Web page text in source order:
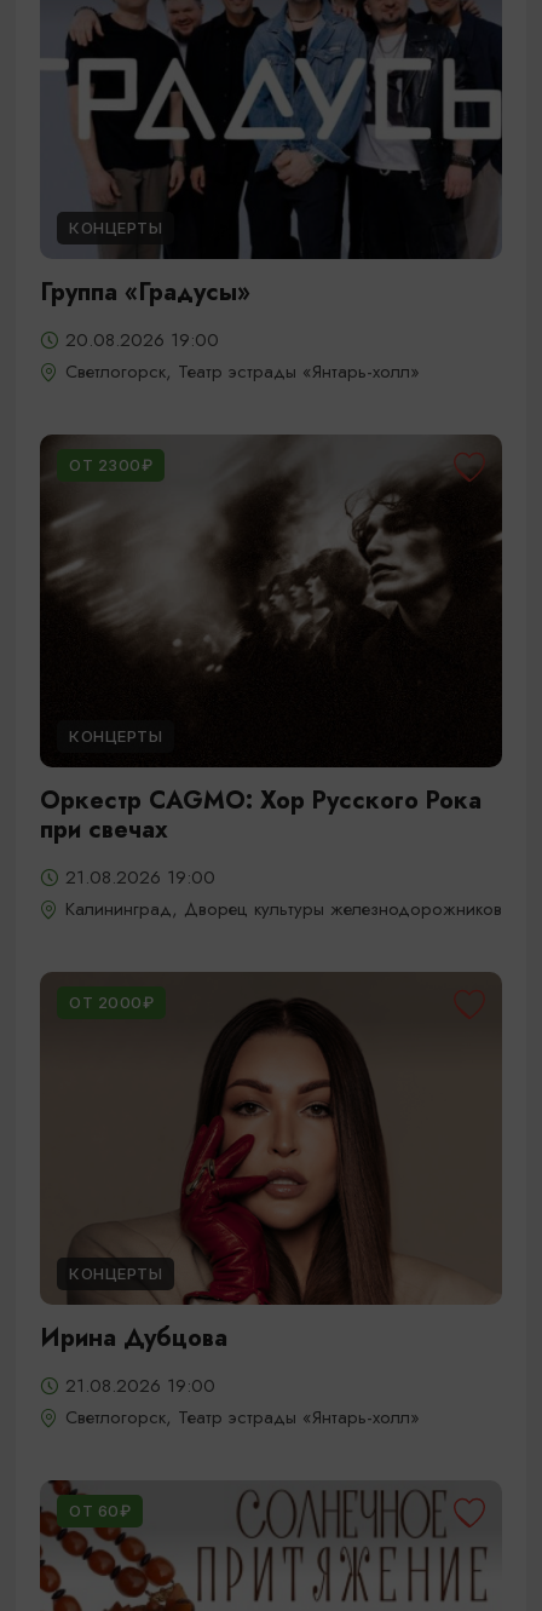
КОНЦЕРТЫ
Группа «Градусы»
20.08.2026 19:00
Светлогорск, Театр эстрады «Янтарь-холл»
ОТ 2300₽
КОНЦЕРТЫ
Оркестр CAGMO: Хор Русского Рока
при свечах
21.08.2026 19:00
Калининград, Дворец культуры железнодорожников
ОТ 2000₽
КОНЦЕРТЫ
Ирина Дубцова
21.08.2026 19:00
Светлогорск, Театр эстрады «Янтарь-холл»
ОТ 60₽